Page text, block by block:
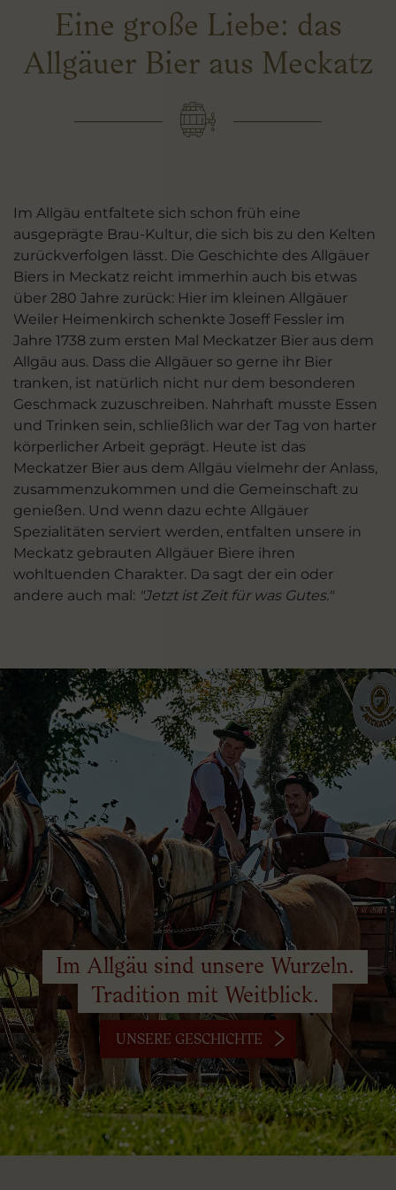
Eine große Liebe: das
Allgäuer Bier aus Meckatz
Im Allgäu entfaltete sich schon früh eine
ausgeprägte Brau-Kultur, die sich bis zu den Kelten
zurückverfolgen lässt. Die Geschichte des Allgäuer
Biers in Meckatz reicht immerhin auch bis etwas
über 280 Jahre zurück: Hier im kleinen Allgäuer
Weiler Heimenkirch schenkte Joseff Fessler im
Jahre 1738 zum ersten Mal Meckatzer Bier aus dem
Allgäu aus. Dass die Allgäuer so gerne ihr Bier
tranken, ist natürlich nicht nur dem besonderen
Geschmack zuzuschreiben. Nahrhaft musste Essen
und Trinken sein, schließlich war der Tag von harter
körperlicher Arbeit geprägt. Heute ist das
Meckatzer Bier aus dem Allgäu vielmehr der Anlass,
zusammenzukommen und die Gemeinschaft zu
genießen. Und wenn dazu echte Allgäuer
Spezialitäten serviert werden, entfalten unsere in
Meckatz gebrauten Allgäuer Biere ihren
wohltuenden Charakter. Da sagt der ein oder
andere auch mal: "Jetzt ist Zeit für was Gutes."
Im Allgäu sind unsere Wurzeln.
Tradition mit Weitblick.
UNSERE GESCHICHTE